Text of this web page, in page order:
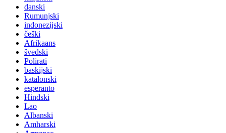
danski
Rumunjski
indonezijski
češki
Afrikaans
švedski
Polirati
baskijski
katalonski
esperanto
Hindski
Lao
Albanski
Amharski